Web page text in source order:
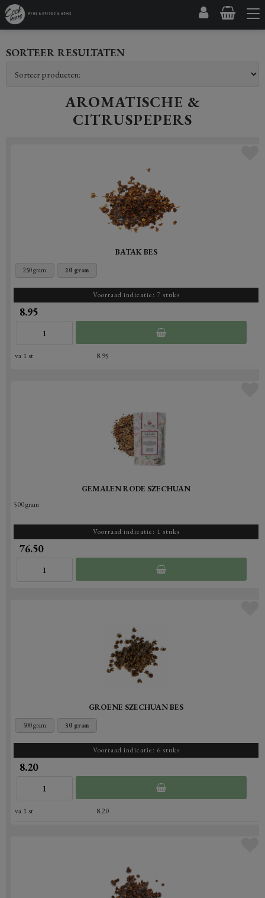
SORTEER RESULTATEN
AROMATISCHE &
CITRUSPEPERS
BATAK BES
250 gram 20 gram
Voorraad indicatie: 7 stuks
8.95
va 1 st 8.95
GEMALEN RODE SZECHUAN
500 gram
Voorraad indicatie: 1 stuks
76.50
GROENE SZECHUAN BES
500 gram 30 gram
Voorraad indicatie: 6 stuks
8.20
va 1 st 8.20